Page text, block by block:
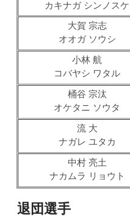
カキナガ シンノスケ
大賀 宗志
オオガ ソウシ
小林 航
コバヤシ ワタル
桶谷 宗汰
オケタニ ソウタ
流 大
ナガレ ユタカ
中村 亮土
ナカムラ リョウト
退団選手